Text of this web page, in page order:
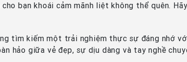
cho bạn khoái cảm mãnh liệt không thể quên.
tìm kiếm một trải nghiệm thực sự đáng nhớ
hảo giữa vẻ đẹp, sự dịu dàng và tay nghề